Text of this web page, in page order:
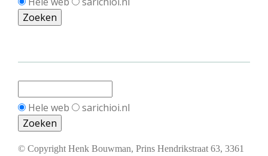
Hele web sarichioi.nl
© Copyright Henk Bouwman, Prins Hendrikstraat 63, 3361